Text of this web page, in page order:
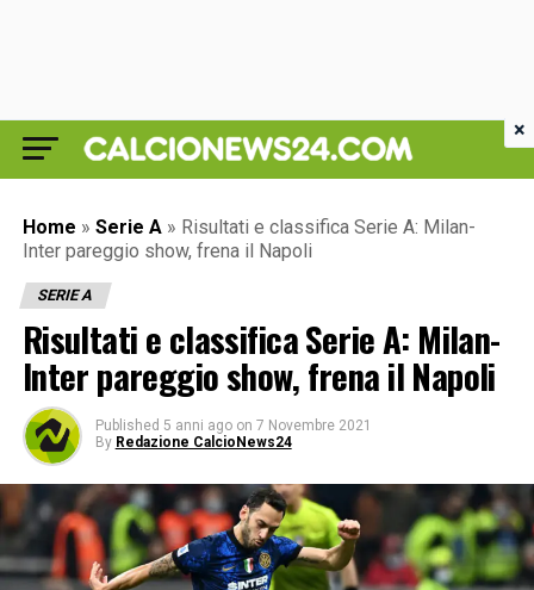
Home » Serie A » Risultati e classifica Serie A: Milan-
Inter pareggio show, frena il Napoli
SERIE A
Risultati e classifica Serie A: Milan-
Inter pareggio show, frena il Napoli
Published 5 anni ago on 7 Novembre 2021
By Redazione CalcioNews24
×